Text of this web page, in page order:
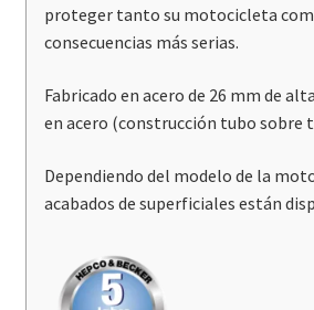
proteger tanto su motocicleta
consecuencias más serias.
Fabricado en acero de 26 mm de
en acero (construcción tubo sobre
Dependiendo del modelo de la
acabados de superficiales están